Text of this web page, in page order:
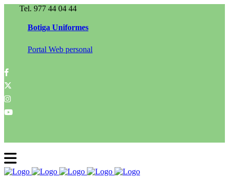
Tel. 977 44 04 44
Botiga Uniformes
Portal Web personal